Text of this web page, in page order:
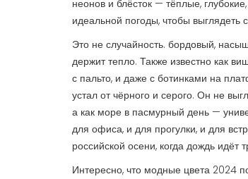
неонов и блёсток — тёплые,
идеальной погоды, чтобы выглядеть
Это не случайность. бордовый,
держит тепло. Также известно как
с пальто, и даже с ботинками на
устал от чёрного и серого. Он не
а как море в пасмурный день —
для офиса, и для прогулки, и для
российской осени, когда дождь идёт
Интересно, что модные цвета 2024